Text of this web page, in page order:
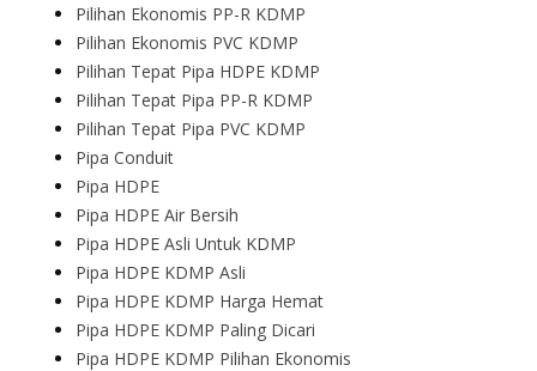
Pilihan Ekonomis PP-R KDMP
Pilihan Ekonomis PVC KDMP
Pilihan Tepat Pipa HDPE KDMP
Pilihan Tepat Pipa PP-R KDMP
Pilihan Tepat Pipa PVC KDMP
Pipa Conduit
Pipa HDPE
Pipa HDPE Air Bersih
Pipa HDPE Asli Untuk KDMP
Pipa HDPE KDMP Asli
Pipa HDPE KDMP Harga Hemat
Pipa HDPE KDMP Paling Dicari
Pipa HDPE KDMP Pilihan Ekonomis